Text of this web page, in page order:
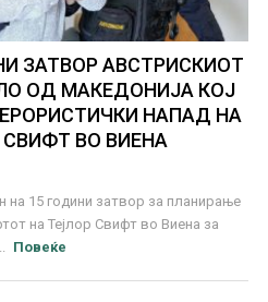
ЗАТВОР АВСТРИСКИОТ
ОД МАКЕДОНИЈА КОЈ
НАПАД НА
ВО ВИЕНА
на 15 години затвор за планирање
на Тејлор Свифт во Виена за
Повеќе